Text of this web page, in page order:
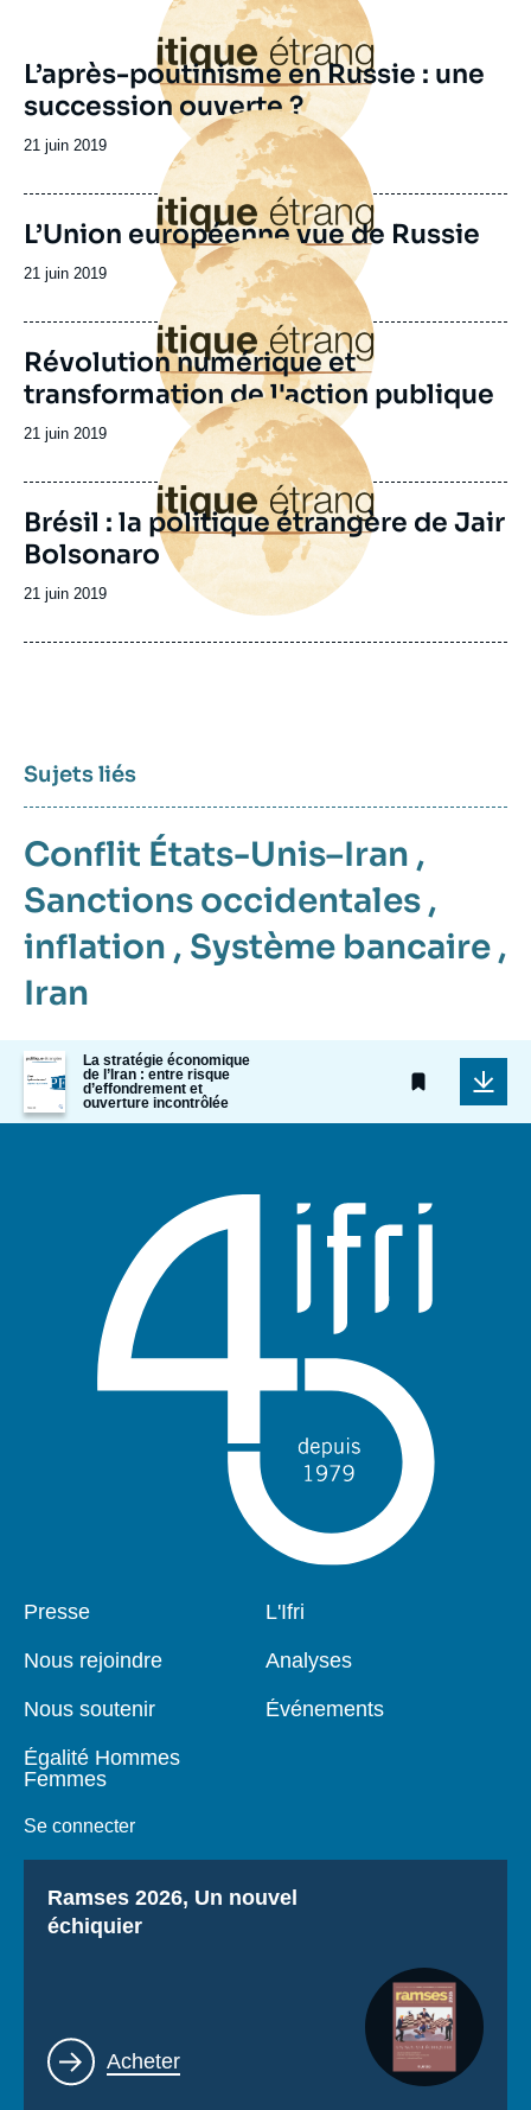
L’après-poutinisme en Russie : une
succession ouverte ?
Date
publication
21 juin 2019
Image
principale
L’Union européenne vue de Russie
Date
publication
21 juin 2019
Image
principale
Révolution numérique et
transformation de l'action publique
Date
publication
21 juin 2019
Image
principale
Brésil : la politique étrangère de Jair
Bolsonaro
Date
publication
21 juin 2019
Sujets liés
Conflit États-Unis–Iran ,
Sanctions occidentales ,
inflation , Système bancaire ,
Iran
Image
de
couverture
de
La stratégie économique
de l’Iran : entre risque
d’effondrement et
ouverture incontrôlée
Pied
Presse
Nous rejoindre
Nous soutenir
Égalité Hommes
Femmes
Se connecter
Navigation
L'Ifri
Analyses
Événements
Titre
Ramses 2026, Un nouvel
échiquier
Lien
Acheter